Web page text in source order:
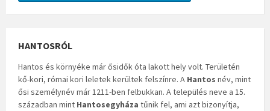
HANTOSRÓL
Hantos és környéke már ősidők óta lakott hely volt. Területén
kő-kori, római kori leletek kerültek felszínre. A Hantos név, mint
ősi személynév már 1211-ben felbukkan. A település neve a 15.
században mint Hantosegyháza tűnik fel, ami azt bizonyítja,